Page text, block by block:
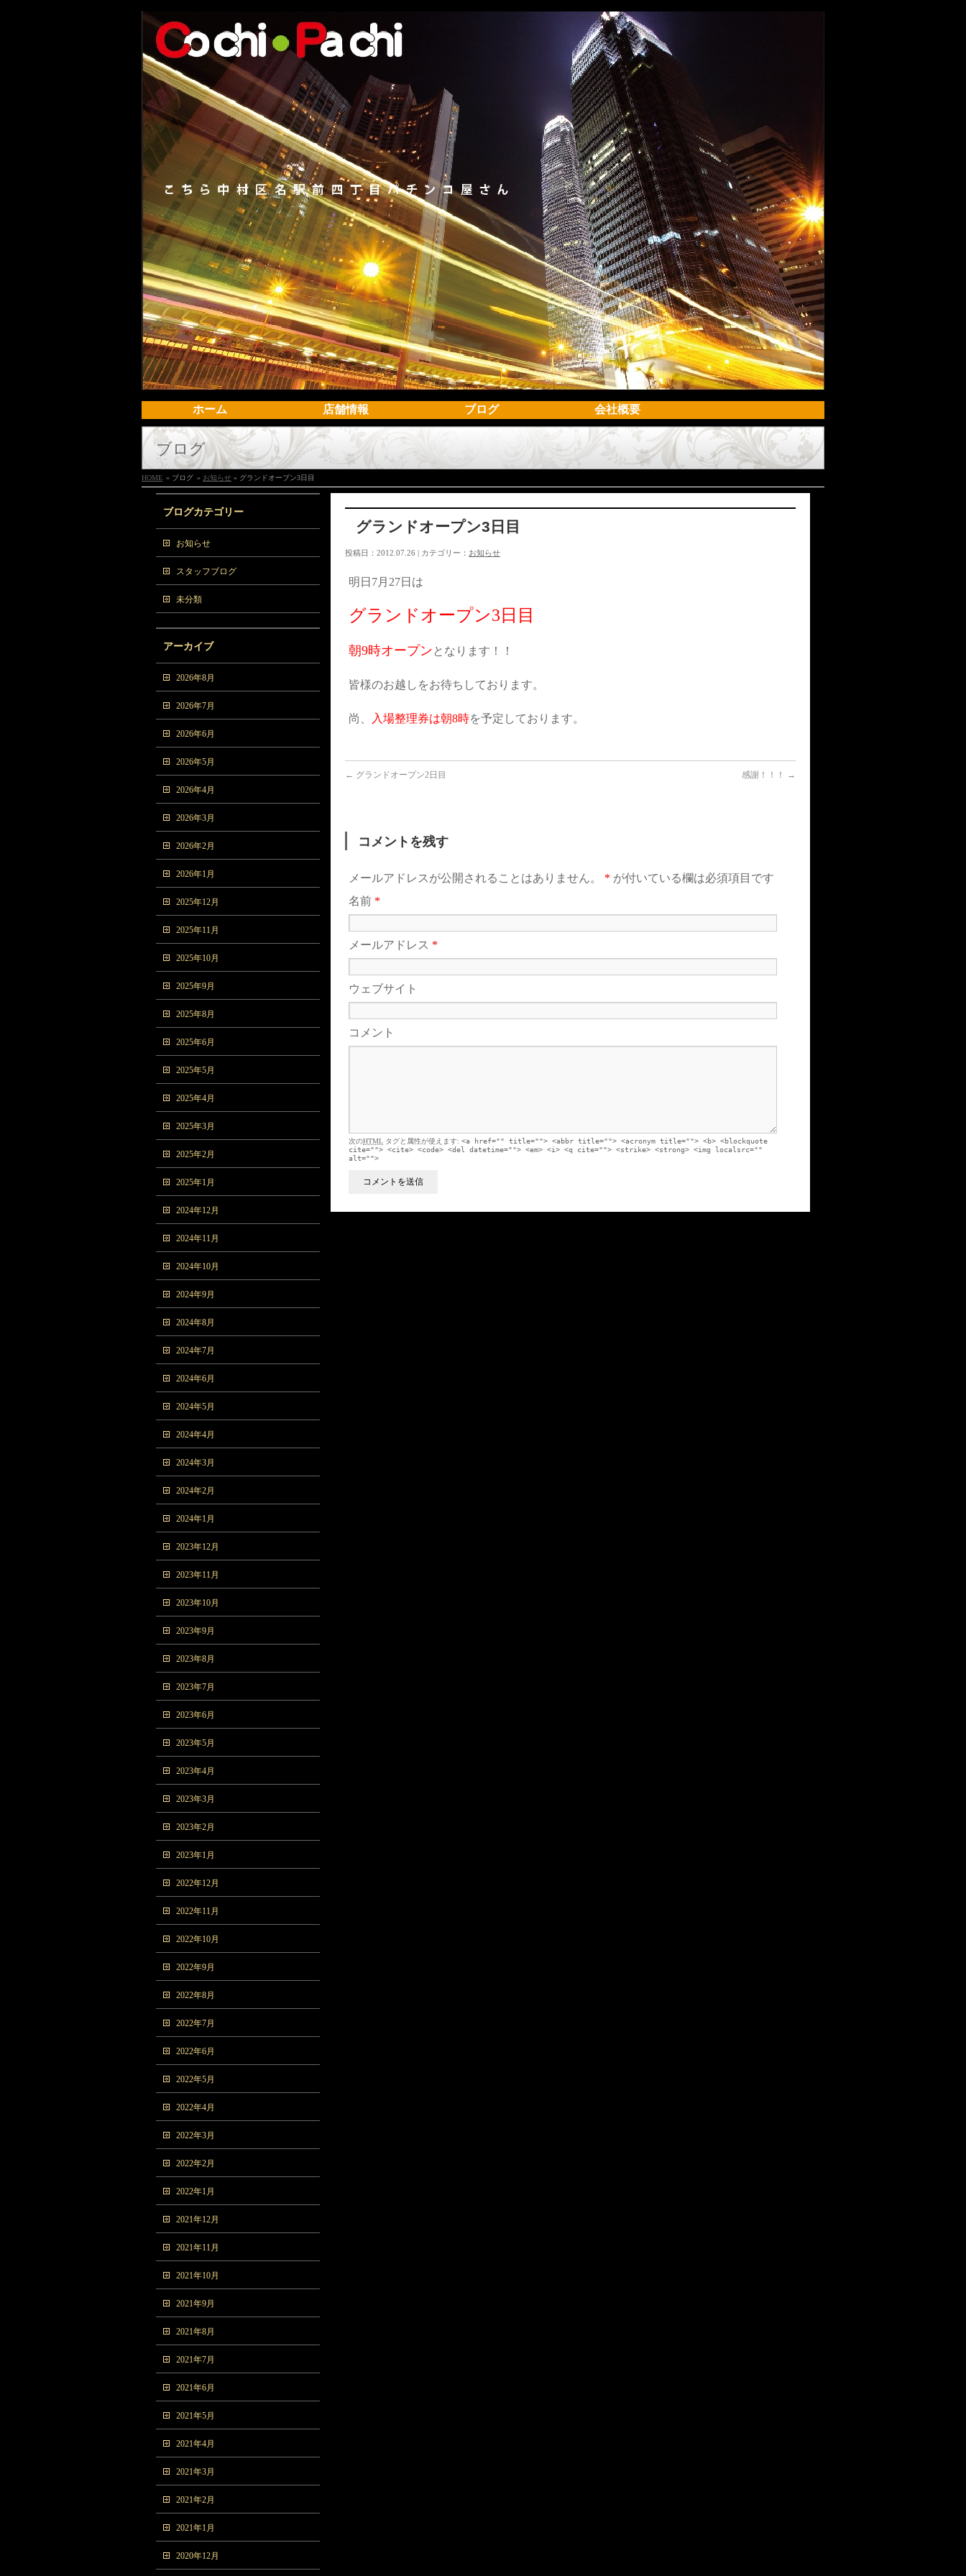
ホーム 店舗情報 ブログ 会社概要
ブログ
HOME » ブログ » お知らせ » グランドオープン3日目
グランドオープン3日目
投稿日：2012.07.26 | カテゴリー： お知らせ
明日7月27日は
グランドオープン3日目
朝9時オープン となります！！
皆様のお越しをお待ちしております。
尚、 入場整理券は朝8時を予定しております。
← グランドオープン2日目 感謝！！！ →
コメントを残す
メールアドレスが公開されることはありません。 * が付いている欄は必須項目です
名前 *
メールアドレス *
ウェブサイト
コメント
次のHTML タグと属性が使えます: <a href="" title=""> <abbr title=""> <acronym title=""> <b> <blockquote
cite=""> <cite> <code> <del datetime=""> <em> <i> <q cite=""> <strike> <strong> <img localsrc=""
alt="">
ブログカテゴリー
お知らせ
スタッフブログ
未分類
アーカイブ
2026年8月
2026年7月
2026年6月
2026年5月
2026年4月
2026年3月
2026年2月
2026年1月
2025年12月
2025年11月
2025年10月
2025年9月
2025年8月
2025年6月
2025年5月
2025年4月
2025年3月
2025年2月
2025年1月
2024年12月
2024年11月
2024年10月
2024年9月
2024年8月
2024年7月
2024年6月
2024年5月
2024年4月
2024年3月
2024年2月
2024年1月
2023年12月
2023年11月
2023年10月
2023年9月
2023年8月
2023年7月
2023年6月
2023年5月
2023年4月
2023年3月
2023年2月
2023年1月
2022年12月
2022年11月
2022年10月
2022年9月
2022年8月
2022年7月
2022年6月
2022年5月
2022年4月
2022年3月
2022年2月
2022年1月
2021年12月
2021年11月
2021年10月
2021年9月
2021年8月
2021年7月
2021年6月
2021年5月
2021年4月
2021年3月
2021年2月
2021年1月
2020年12月